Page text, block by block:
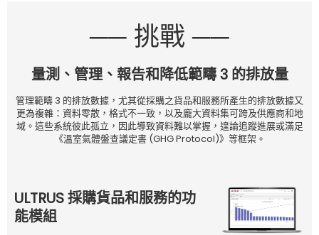
── 挑戰 ──
量測、管理、報告和降低範疇 3 的排放量
管理範疇 3 的排放數據，尤其從採購之貨品和服務所產生的排放數據又
更為複雜：資料零散，格式不一致，以及龐大資料集可跨及供應商和地
域。這些系統彼此孤立，因此導致資料難以掌握，遑論追蹤進展或滿足
《溫室氣體盤查議定書 (GHG Protocol)》等框架。
ULTRUS 採購貨品和服務的功
能模組